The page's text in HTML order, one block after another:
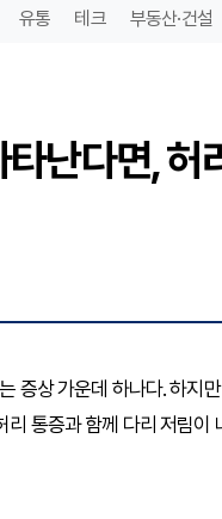
유통 테크 부동산·건설
난다면, 허
증상 가운데 하나다. 하지
통증과 함께 다리 저림